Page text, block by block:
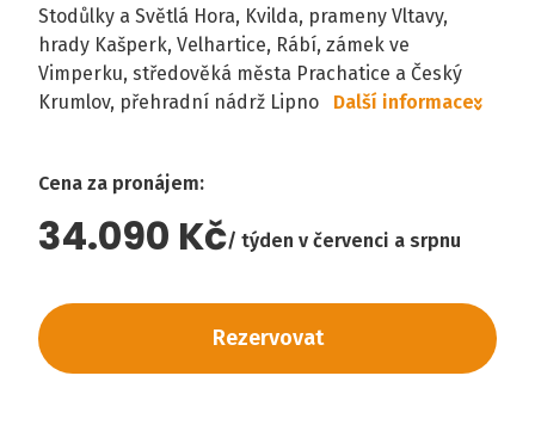
Stodůlky a Světlá Hora, Kvilda, prameny Vltavy,
hrady Kašperk, Velhartice, Rábí, zámek ve
Vimperku, středověká města Prachatice a Český
Krumlov, přehradní nádrž Lipno
Další informace
Cena za pronájem:
34.090 Kč týden v červenci a srpnu
Rezervovat